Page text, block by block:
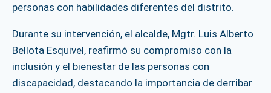
personas con habilidades diferentes del distrito.
Durante su intervención, el alcalde, Mgtr. Luis Alberto
Bellota Esquivel, reafirmó su compromiso con la
inclusión y el bienestar de las personas con
discapacidad, destacando la importancia de derribar